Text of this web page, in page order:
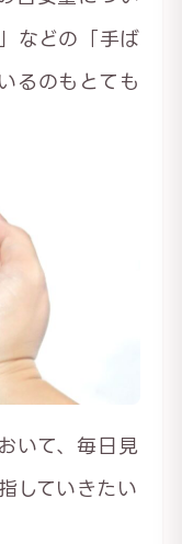
などの「手ば
るのもとても
いて、毎日見
していきたい